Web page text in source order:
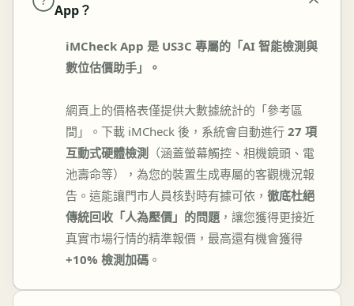
App？
iMCheck App 是 US3C 專屬的「AI 智能檢測與
數位估價助手」。
網頁上的價格表僅提供大數據統計的「參考區
間」。下載 iMCheck 後，系統會自動進行 27 項
互動式硬體檢測 （涵蓋螢幕觸控、相機鏡頭、電
池壽命等），為您的裝置生成專屬的客觀機況報
告。這能讓門市人員核對時有據可依， 徹底杜絕
傳統回收「人為壓價」的問題 ，讓您獲得更接近
真實市場行情的精準報價，最高還有機會獲得
+10% 檢測加碼 。